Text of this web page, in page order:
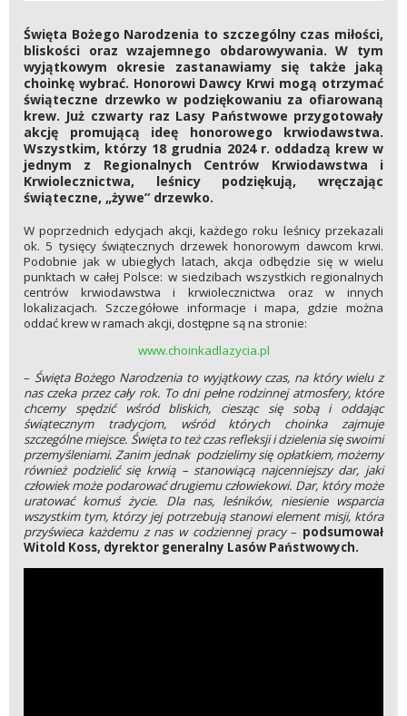
Święta Bożego Narodzenia to szczególny czas miłości,
bliskości oraz wzajemnego obdarowywania. W tym
wyjątkowym okresie zastanawiamy się także jaką
choinkę wybrać. Honorowi Dawcy Krwi mogą otrzymać
świąteczne drzewko w podziękowaniu za ofiarowaną
krew. Już czwarty raz Lasy Państwowe przygotowały
akcję promującą ideę honorowego krwiodawstwa.
Wszystkim, którzy 18 grudnia 2024 r. oddadzą krew w
jednym z Regionalnych Centrów Krwiodawstwa i
Krwiolecznictwa, leśnicy podziękują, wręczając
świąteczne, „żywe” drzewko.
W poprzednich edycjach akcji, każdego roku leśnicy przekazali
ok. 5 tysięcy świątecznych drzewek honorowym dawcom krwi.
Podobnie jak w ubiegłych latach, akcja odbędzie się w wielu
punktach w całej Polsce: w siedzibach wszystkich regionalnych
centrów krwiodawstwa i krwiolecznictwa oraz w innych
lokalizacjach. Szczegółowe informacje i mapa, gdzie można
oddać krew w ramach akcji, dostępne są na stronie:
www.choinkadlazycia.pl
– Święta Bożego Narodzenia to wyjątkowy czas, na który wielu z
nas czeka przez cały rok. To dni pełne rodzinnej atmosfery, które
chcemy spędzić wśród bliskich, ciesząc się sobą i oddając
świątecznym tradycjom, wśród których choinka zajmuje
szczególne miejsce. Święta to też czas refleksji i dzielenia się swoimi
przemyśleniami. Zanim jednak podzielimy się opłatkiem, możemy
również podzielić się krwią – stanowiącą najcenniejszy dar, jaki
człowiek może podarować drugiemu człowiekowi. Dar, który może
uratować komuś życie. Dla nas, leśników, niesienie wsparcia
wszystkim tym, którzy jej potrzebują stanowi element misji, która
przyświeca każdemu z nas w codziennej pracy– podsumował
Witold Koss, dyrektor generalny Lasów Państwowych.